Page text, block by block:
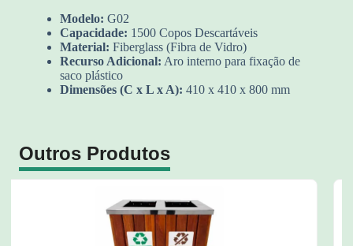
Modelo: G02
Capacidade: 1500 Copos Descartáveis
Material: Fiberglass (Fibra de Vidro)
Recurso Adicional: Aro interno para fixação de
saco plástico
Dimensões (C x L x A): 410 x 410 x 800 mm
Outros Produtos
Dispenser para Copos de Água